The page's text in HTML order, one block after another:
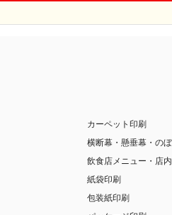
カーペット印刷
横断幕・懸垂幕・の
飲食店メニュー・店
紙袋印刷
包装紙印刷